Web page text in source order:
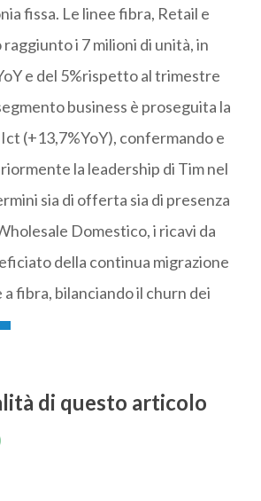
fissa. Le linee fibra, Retail e
i 7 milioni di unità, in
e del 5%rispetto al trimestre
business è proseguita la
(+13,7%YoY), confermando e
la leadership di Tim nel
sia di offerta sia di presenza
Domestico, i ricavi da
della continua migrazione
fibra, bilanciando il churn dei
di questo articolo